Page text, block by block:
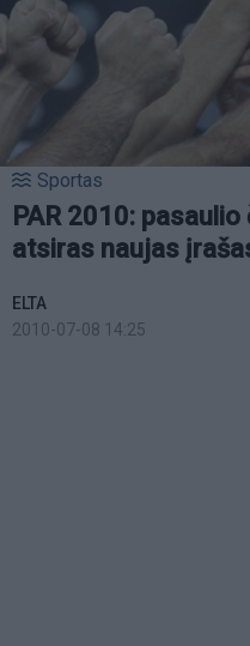
Sportas
PAR 2010:
atsiras naujas
ELTA
2010-07-08 14:25